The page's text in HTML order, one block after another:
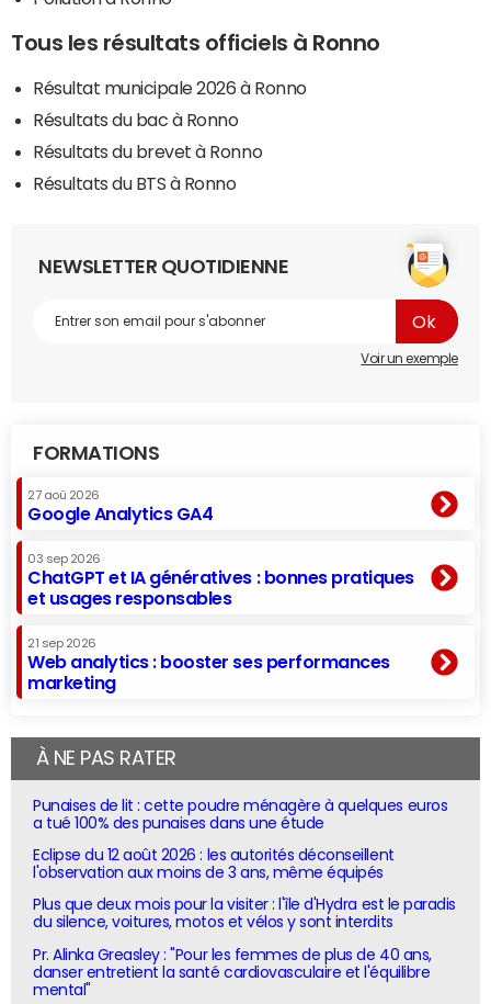
Tous les résultats officiels à Ronno
Résultat municipale 2026 à Ronno
Résultats du bac à Ronno
Résultats du brevet à Ronno
Résultats du BTS à Ronno
NEWSLETTER QUOTIDIENNE
Voir un exemple
FORMATIONS
27 aoû 2026
Google Analytics GA4
03 sep 2026
ChatGPT et IA génératives : bonnes pratiques
et usages responsables
21 sep 2026
Web analytics : booster ses performances
marketing
À NE PAS RATER
Punaises de lit : cette poudre ménagère à quelques euros
a tué 100% des punaises dans une étude
Eclipse du 12 août 2026 : les autorités déconseillent
l'observation aux moins de 3 ans, même équipés
Plus que deux mois pour la visiter : l'île d'Hydra est le paradis
du silence, voitures, motos et vélos y sont interdits
Pr. Alinka Greasley : "Pour les femmes de plus de 40 ans,
danser entretient la santé cardiovasculaire et l'équilibre
mental"